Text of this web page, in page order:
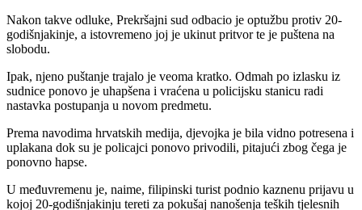
Nakon takve odluke, Prekršajni sud odbacio je optužbu protiv 20-
godišnjakinje, a istovremeno joj je ukinut pritvor te je puštena na
slobodu.
Ipak, njeno puštanje trajalo je veoma kratko. Odmah po izlasku iz
sudnice ponovo je uhapšena i vraćena u policijsku stanicu radi
nastavka postupanja u novom predmetu.
Prema navodima hrvatskih medija, djevojka je bila vidno potresena i
uplakana dok su je policajci ponovo privodili, pitajući zbog čega je
ponovno hapse.
U međuvremenu je, naime, filipinski turist podnio kaznenu prijavu u
kojoj 20-godišnjakinju tereti za pokušaj nanošenja teških tjelesnih